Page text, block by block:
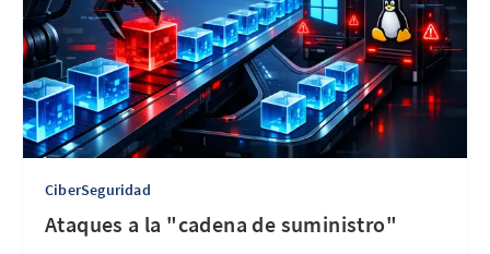
CiberSeguridad
Ataques a la "cadena de suministro"